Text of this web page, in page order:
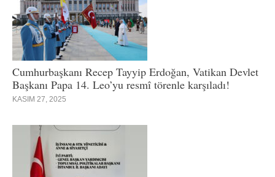
Cumhurbaşkanı Recep Tayyip Erdoğan, Vatikan Devlet
Başkanı Papa 14. Leo’yu resmî törenle karşıladı!
KASIM 27, 2025